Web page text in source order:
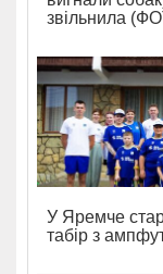
звільнила
У Яремче
табір з